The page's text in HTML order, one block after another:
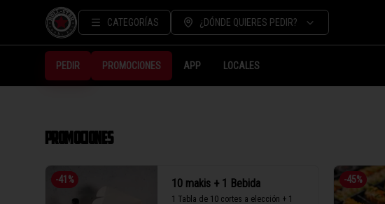
CATEGORÍAS ¿DÓNDE QUIERES PEDIR?
PEDIR PROMOCIONES APP LOCALES
PROMOCIONES
-41 % 10 makis + 1 Bebida
1 Tabla de 10 cortes a elección + 1
-45%